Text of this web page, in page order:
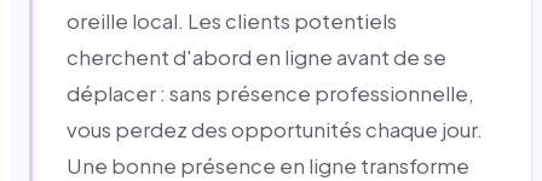
oreille local. Les clients potentiels
cherchent d'abord en ligne avant de se
déplacer : sans présence professionnelle,
vous perdez des opportunités chaque jour.
Une bonne présence en ligne transforme